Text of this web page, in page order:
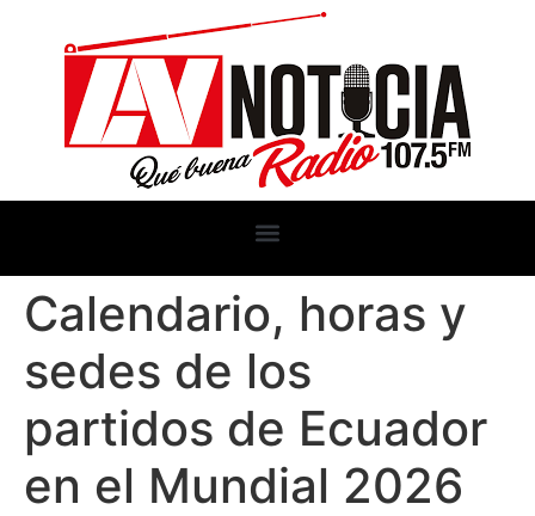
Calendario, horas y
sedes de los
partidos de Ecuador
en el Mundial 2026